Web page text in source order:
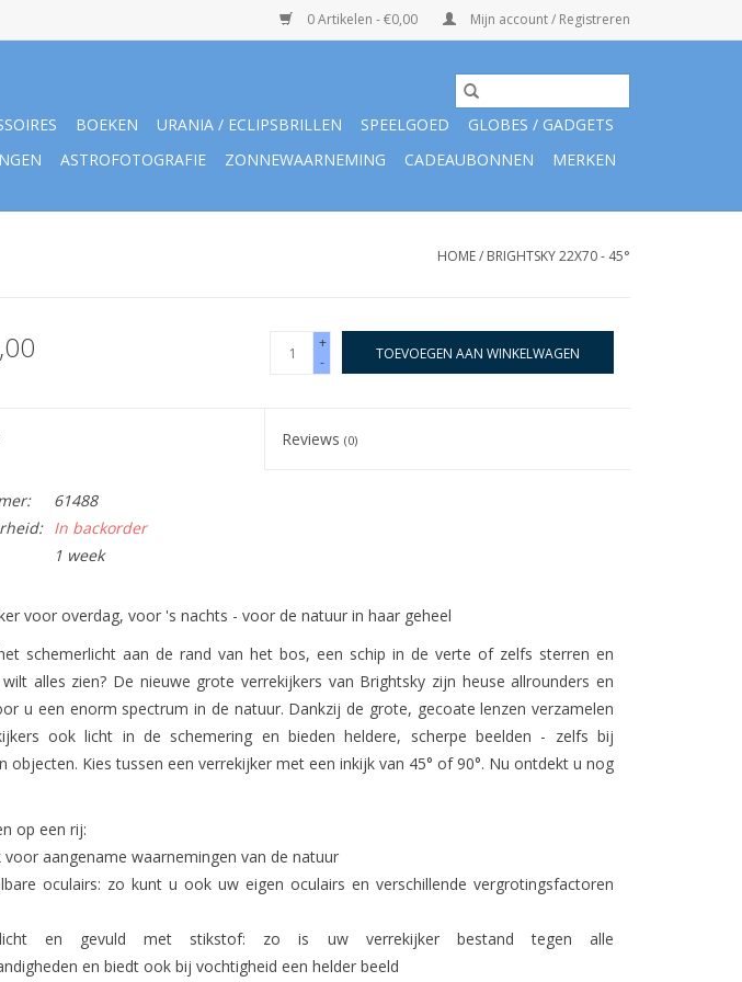
0 Artikelen - €0,00 Mijn account / Registreren
BOEKEN URANIA / ECLIPSBRILLEN SPEELGOED
GLOBES / GADGETS
ASTROFOTOGRAFIE ZONNEWAARNEMING CADEAUBONNEN MERKEN
HOME/ BRIGHTSKY 22X70 - 45°
+
-
TOEVOEGEN AAN WINKELWAGEN
Reviews(0)
61488
In backorder
1 week
voor overdag, voor 's nachts - voor de natuur in haar geheel
schemerlicht aan de rand van het bos, een schip in de verte of zelfs sterren en
alles zien? De nieuwe grote verrekijkers van Brightsky zijn heuse allrounders en
u een enorm spectrum in de natuur. Dankzij de grote, gecoate lenzen verzamelen
ook licht in de schemering en bieden heldere, scherpe beelden - zelfs bij
objecten. Kies tussen een verrekijker met een inkijk van 45° of 90°. Nu ontdekt u nog
op een rij:
voor aangename waarnemingen van de natuur
oculairs: zo kunt u ook uw eigen oculairs en verschillende vergrotingsfactoren
en gevuld met stikstof: zo is uw verrekijker bestand tegen alle
en biedt ook bij vochtigheid een helder beeld